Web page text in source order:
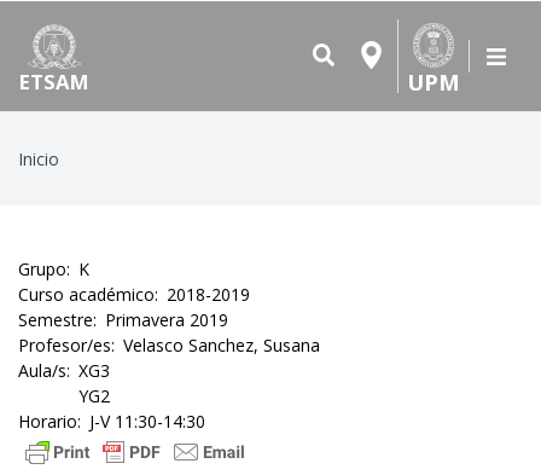
ETSAM UPM
Ruta
Inicio
Grupo
K
Curso académico
2018-2019
Semestre
Primavera 2019
Profesor/es Velasco Sanchez, Susana
Aula/s XG3
YG2
Horario
J-V 11:30-14:30